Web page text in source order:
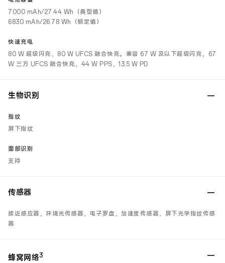
7000 mAh/27.44 Wh（典型值）
6830 mAh/26.78 Wh（额定值）
快速充电
80 W 超级闪充，80 W UFCS 融合快充。兼容 67 W 及以下超级闪充，67
W 三方 UFCS 融合快充，44 W PPS，13.5 W PD
生物识别
指纹
屏下指纹
面部识别
支持
传感器
接近感应器，环境光传感器，电子罗盘，加速度传感器，屏下光学指纹传感
器
蜂窝网络3